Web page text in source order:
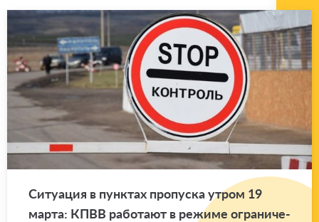
Си­ту­а­ция в пунк­тах про­пус­ка утром 19
марта: КПВВ ра­бо­та­ют в ре­жи­ме огра­ни­че­